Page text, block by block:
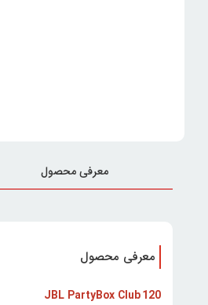
معرفی محصول
معرفی محصول
JBL PartyBox Club 120